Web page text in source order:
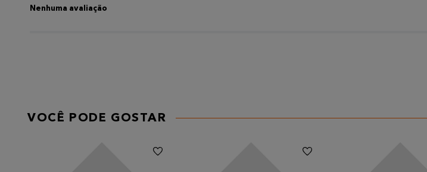
Endereço de email
Nenhuma avaliação
VOCÊ PODE GOSTAR